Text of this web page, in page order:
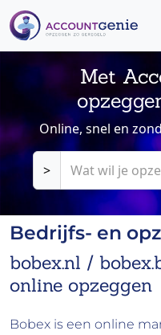
Met
Online, snel en
>
Bedrijfs- en
bobex.nl /
online opzeggen
Bobex is een online